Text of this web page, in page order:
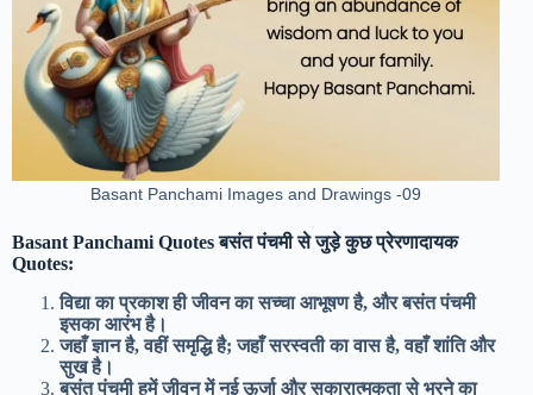
Basant Panchami Images and Drawings -09
Basant Panchami Quotes बसंत पंचमी से जुड़े कुछ प्रेरणादायक
Quotes:
विद्या का प्रकाश ही जीवन का सच्चा आभूषण है, और बसंत पंचमी
इसका आरंभ है।
जहाँ ज्ञान है, वहीं समृद्धि है; जहाँ सरस्वती का वास है, वहाँ शांति और
सुख है।
बसंत पंचमी हमें जीवन में नई ऊर्जा और सकारात्मकता से भरने का